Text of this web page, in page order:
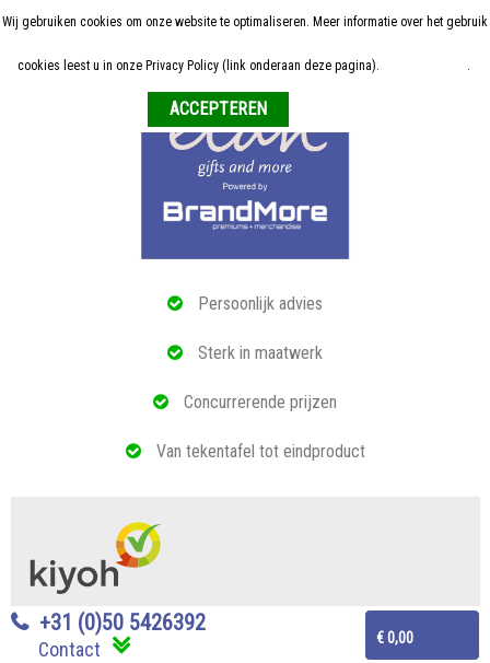
Persoonlijk advies
Sterk in maatwerk
Concurrerende prijzen
Van tekentafel tot eindproduct
€ 0,00
+31 (0)50 5426392
Contact
Home
ALLE RELATIEGESCHENKEN
Wij gebruiken cookies om onze website te optimaliseren. Meer informatie over het gebruik
cookies leest u in onze Privacy Policy (link onderaan deze pagina). .